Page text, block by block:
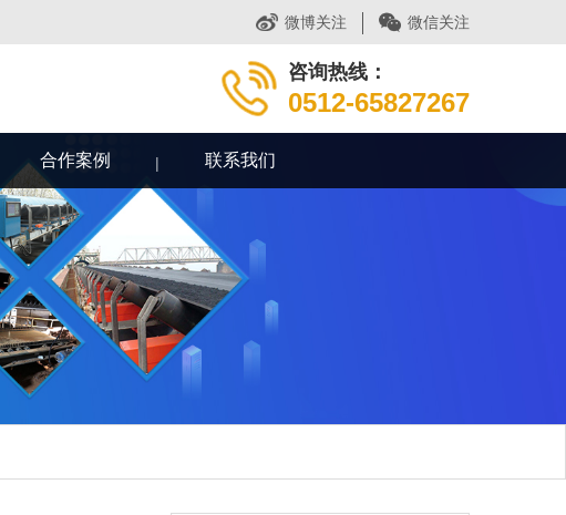
微博关注 微信关注
咨询热线：
0512-65827267
合作案例 联系我们